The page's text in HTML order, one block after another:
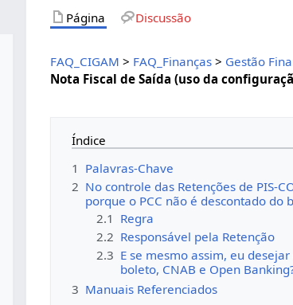
Página Discussão
FAQ_CIGAM > FAQ_Finanças > Gestão
Nota Fiscal de Saída (uso da
Índice
1 Palavras-Chave
2 No controle das Retenções de PIS-
porque o PCC não é descontado do
2.1 Regra
2.2 Responsável pela Retenção
2.3 E se mesmo assim, eu
boleto, CNAB e Open
3 Manuais Referenciados